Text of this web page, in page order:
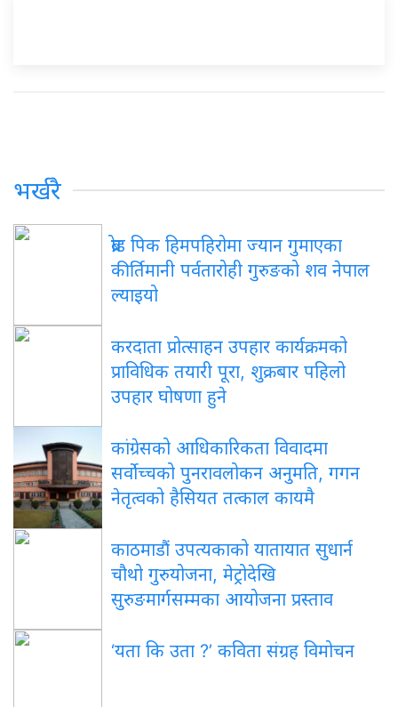
भर्खरै
ब्रोड पिक हिमपहिरोमा ज्यान गुमाएका
कीर्तिमानी पर्वतारोही गुरुङको शव नेपाल
ल्याइयो
करदाता प्रोत्साहन उपहार कार्यक्रमको
प्राविधिक तयारी पूरा, शुक्रबार पहिलो
उपहार घोषणा हुने
कांग्रेसको आधिकारिकता विवादमा
सर्वोच्चको पुनरावलोकन अनुमति, गगन
नेतृत्वको हैसियत तत्काल कायमै
काठमाडौं उपत्यकाको यातायात सुधार्न
चौथो गुरुयोजना, मेट्रोदेखि
सुरुङमार्गसम्मका आयोजना प्रस्ताव
‘यता कि उता ?’ कविता संग्रह विमोचन